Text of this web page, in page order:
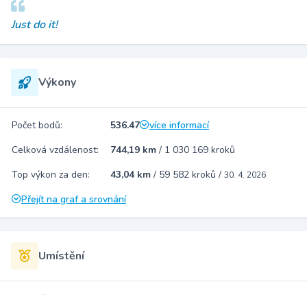
Just do it!
Výkony
Počet bodů: 536.47
více informací
Celková vzdálenost:
744,19 km / 1 030 169 kroků
Top výkon za den:
43,04 km / 59 582 kroků / 30. 4. 2026
Přejít na graf a srovnání
Umístění